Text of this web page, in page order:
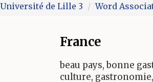
Université de Lille 3 Word
France
beau pays, bonne
culture,